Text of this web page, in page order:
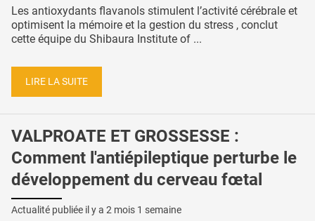
Les antioxydants flavanols stimulent l’activité cérébrale et
optimisent la mémoire et la gestion du stress , conclut
cette équipe du Shibaura Institute of ...
LIRE LA SUITE
VALPROATE ET GROSSESSE :
Comment l'antiépileptique perturbe le
développement du cerveau fœtal
Actualité publiée il y a 2 mois 1 semaine